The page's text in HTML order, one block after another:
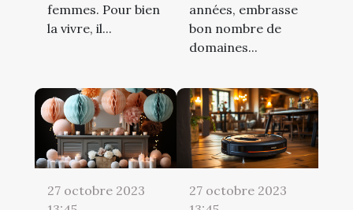
femmes. Pour bien
la vivre, il...
années, embrasse
bon nombre de
domaines...
27 octobre 2023
27 octobre 2023